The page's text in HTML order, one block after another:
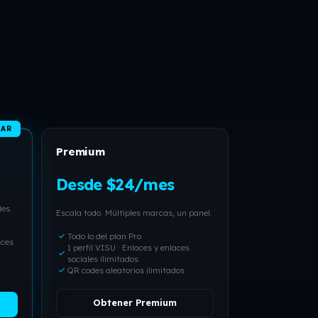
Premium
Desde $24/mes
Escala todo. Múltiples marcas, un panel.
check_small Todo lo del plan Pro
check_small 1 perfil VISU · Enlaces y enlaces
sociales ilimitados
check_small QR codes aleatorios ilimitados
Obtener Premium